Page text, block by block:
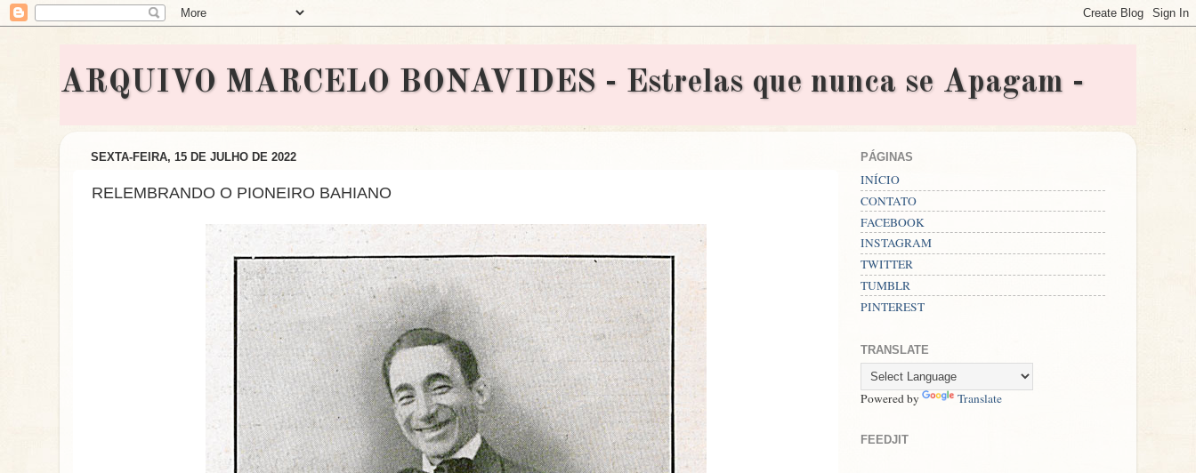
ARQUIVO MARCELO BONAVIDES - Estrelas que nunca se Apagam -
SEXTA-FEIRA, 15 DE JULHO DE 2022
RELEMBRANDO O PIONEIRO BAHIANO
PÁGINAS
INÍCIO
CONTATO
FACEBOOK
INSTAGRAM
TWITTER
TUMBLR
PINTEREST
TRANSLATE
Powered by Translate
FEEDJIT